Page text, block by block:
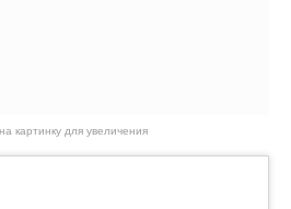
картинку для увеличения